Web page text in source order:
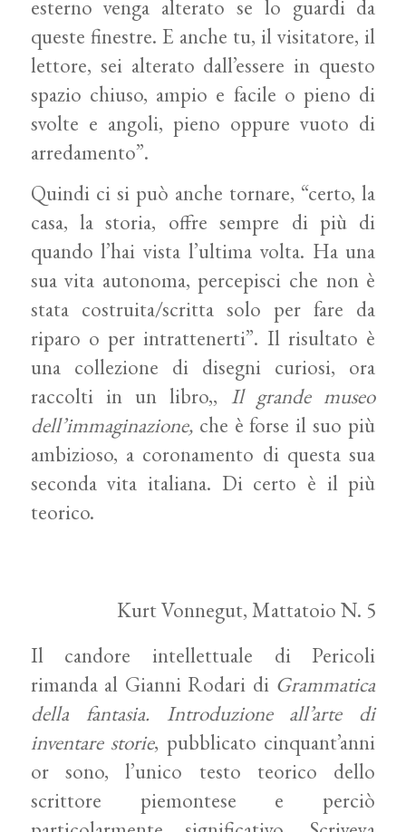
esterno venga alterato se lo guardi da
queste finestre. E anche tu, il visitatore, il
lettore, sei alterato dall’essere in questo
spazio chiuso, ampio e facile o pieno di
svolte e angoli, pieno oppure vuoto di
arredamento”.
Quindi ci si può anche tornare, “certo, la
casa, la storia, offre sempre di più di
quando l’hai vista l’ultima volta. Ha una
sua vita autonoma, percepisci che non è
stata costruita/scritta solo per fare da
riparo o per intrattenerti”. Il risultato è
una collezione di disegni curiosi, ora
raccolti in un libro,, Il grande museo
dell’immaginazione,che è forse il suo più
ambizioso, a coronamento di questa sua
seconda vita italiana. Di certo è il più
teorico.
Kurt Vonnegut, Mattatoio N. 5
Il candore intellettuale di Pericoli
rimanda al Gianni Rodari di Grammatica
della fantasia.
Introduzione all’arte di
inventare storie, pubblicato cinquant’anni
or sono, l’unico testo teorico dello
scrittore piemontese e perciò